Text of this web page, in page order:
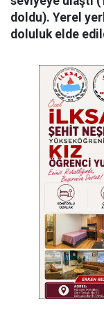
doldu). Yerel
doluluk elde